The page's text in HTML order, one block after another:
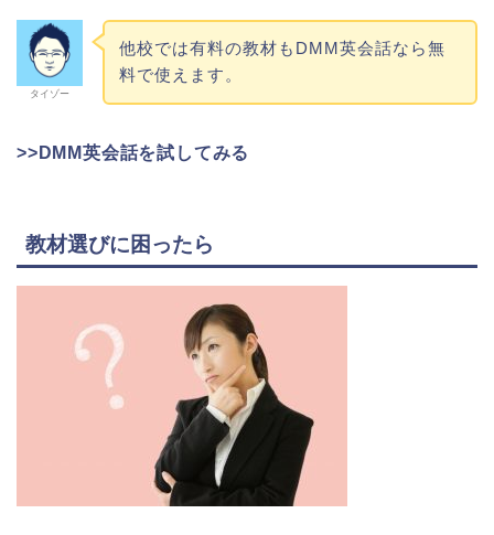
タイゾー
他校では有料の教材もDMM英会話なら無
料で使えます。
>>DMM英会話を試してみる
教材選びに困ったら